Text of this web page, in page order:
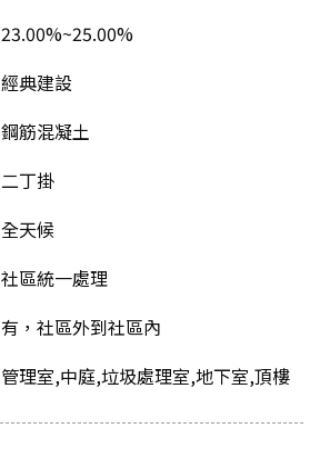
23.00%~25.00%
經典建設
鋼筋混凝土
二丁掛
全天候
社區統一處理
有，社區外到社區內
管理室,中庭,垃圾處理室,地下室,頂樓